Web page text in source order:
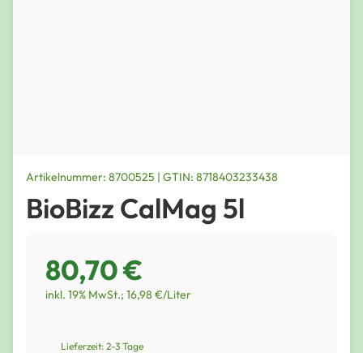
Artikelnummer: 8700525 | GTIN: 8718403233438
BioBizz CalMag 5l
80,70 €
inkl. 19% MwSt.; 16,98 €/Liter
Lieferzeit: 2-3 Tage